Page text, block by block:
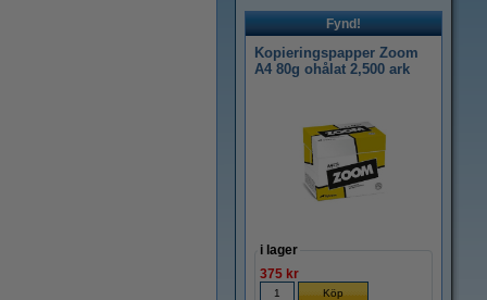
Fynd!
Kopieringspapper Zoom
A4 80g ohålat 2,500 ark
i lager
375 kr